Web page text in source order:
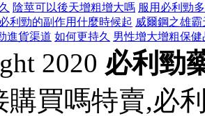
陰莖可以後天增粗增大嗎 服用必利勁
必利勁的副作用什麼時候起 威爾鋼之雄霸
進貨渠道 如何更持久 男性增大增粗保健
2020 必利勁
購買嗎特賣,必